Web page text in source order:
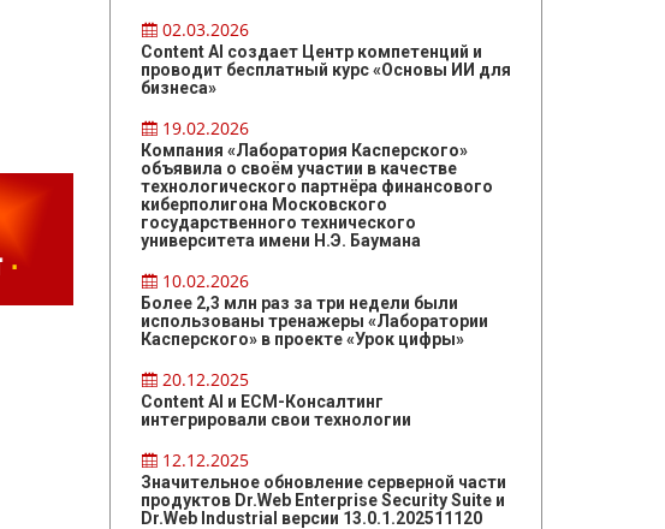
02.03.2026
Content AI создает Центр компетенций и
проводит бесплатный курс «Основы ИИ для
бизнеса»
19.02.2026
Компания «Лаборатория Касперского»
объявила о своём участии в качестве
технологического партнёра финансового
киберполигона Московского
государственного технического
университета имени Н.Э. Баумана
10.02.2026
Более 2,3 млн раз за три недели были
использованы тренажеры «Лаборатории
Касперского» в проекте «Урок цифры»
20.12.2025
Content AI и ЕСМ-Консалтинг
интегрировали свои технологии
12.12.2025
Значительное обновление серверной части
продуктов Dr.Web Enterprise Security Suite и
Dr.Web Industrial версии 13.0.1.202511120